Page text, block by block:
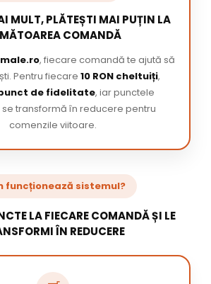
MULT, PLĂTEȘTI MAI PUȚIN LA
COMANDĂ
, fiecare comandă te ajută să
Pentru fiecare 10 RON cheltuiți,
de fidelitate, iar punctele
transformă în reducere pentru
comenzile viitoare.
funcționează sistemul?
LA FIECARE COMANDĂ ȘI LE
ÎN REDUCERE